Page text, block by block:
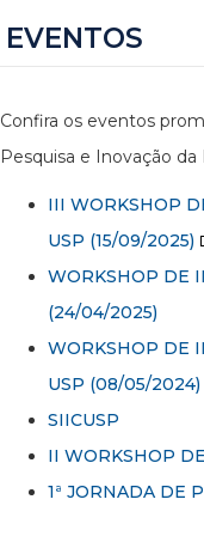
EVENTOS
Confira os eventos
Pesquisa e Inovação da
III WORKSHOP
USP (15/09/2025)
WORKSHOP DE
(24/04/2025)
WORKSHOP DE
USP (08/05/2024)
SIICUSP
II WORKSHOP
1ª JORNADA DE